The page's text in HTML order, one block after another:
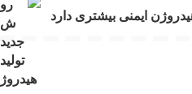
ایمنی بیشتری دارد